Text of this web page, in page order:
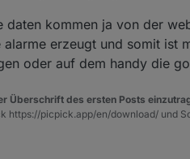
kommen ja von der
erzeugt und somit ist
oder auf dem handy die
Überschrift des ersten Posts
https://picpick.app/en/download/ und